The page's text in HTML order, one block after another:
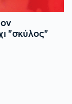
"σκύλος"